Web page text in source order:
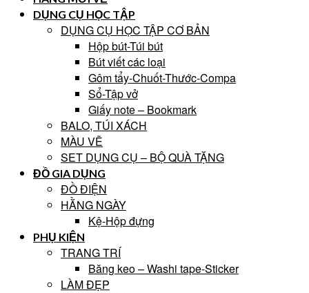
DỤNG CỤ HỌC TẬP
DỤNG CỤ HỌC TẬP CƠ BẢN
Hộp bút-Túi bút
Bút viết các loại
Gôm tẩy-Chuốt-Thước-Compa
Sổ-Tập vở
Giấy note – Bookmark
BALO, TÚI XÁCH
MÀU VẼ
SET DỤNG CỤ – BỘ QUÀ TẶNG
ĐỒ GIA DỤNG
ĐỒ ĐIỆN
HẰNG NGÀY
Kệ-Hộp đựng
PHỤ KIỆN
TRANG TRÍ
Băng keo – Washi tape-Sticker
LÀM ĐẸP